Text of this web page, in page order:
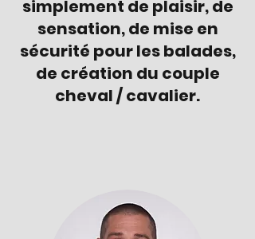
simplement de plaisir, de
sensation, de mise en
sécurité pour les balades,
de création du couple
cheval / cavalier.